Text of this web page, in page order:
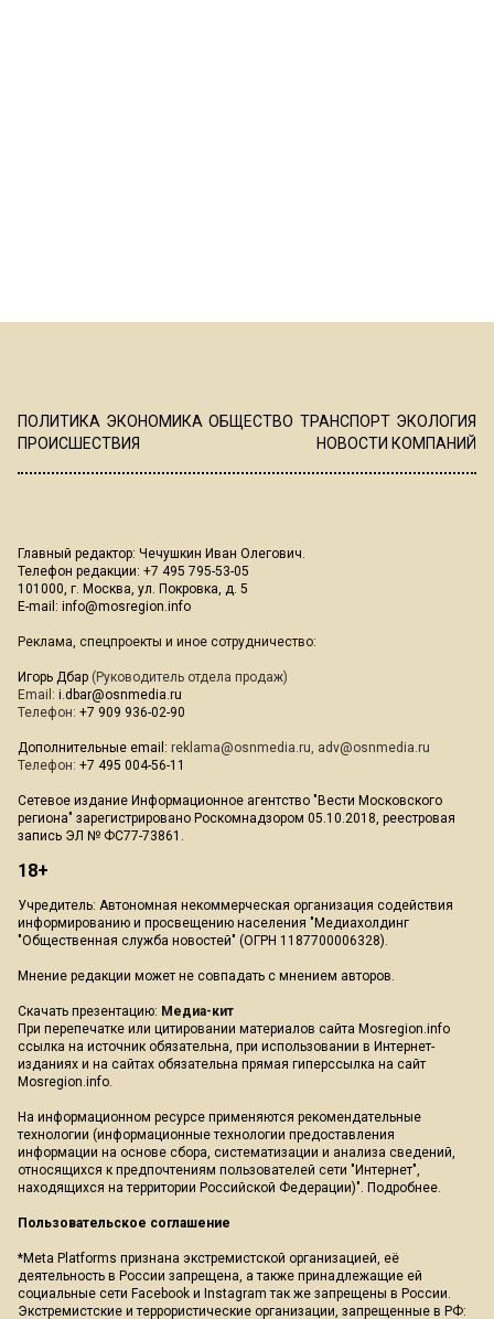
ПОЛИТИКА ЭКОНОМИКА ОБЩЕСТВО ТРАНСПОРТ ЭКОЛОГИЯ
ПРОИСШЕСТВИЯ
НОВОСТИ КОМПАНИЙ
Главный редактор: Чечушкин Иван Олегович.
Телефон редакции: +7 495 795-53-05
101000, г. Москва, ул. Покровка, д. 5
E-mail: info@mosregion.info
Реклама, спецпроекты и иное сотрудничество:
Игорь Дбар (Руководитель отдела продаж)
Email: i.dbar@osnmedia.ru
Телефон: +7 909 936-02-90
Дополнительные email: reklama@osnmedia.ru, adv@osnmedia.ru
Телефон: +7 495 004-56-11
Сетевое издание Информационное агентство "Вести Московского
региона" зарегистрировано Роскомнадзором 05.10.2018, реестровая
запись ЭЛ № ФС77-73861.
18+
Учредитель: Автономная некоммерческая организация содействия
информированию и просвещению населения "Медиахолдинг
"Общественная служба новостей" (ОГРН 1187700006328).
Мнение редакции может не совпадать с мнением авторов.
Скачать презентацию: Медиа-кит
При перепечатке или цитировании материалов сайта Mosregion.info
ссылка на источник обязательна, при использовании в Интернет-
изданиях и на сайтах обязательна прямая гиперссылка на сайт
Mosregion.info.
На информационном ресурсе применяются рекомендательные
технологии (информационные технологии предоставления
информации на основе сбора, систематизации и анализа сведений,
относящихся к предпочтениям пользователей сети "Интернет",
находящихся на территории Российской Федерации)". Подробнее.
Пользовательское соглашение
*Meta Platforms признана экстремистской организацией, её
деятельность в России запрещена, а также принадлежащие ей
социальные сети Facebook и Instagram так же запрещены в России.
Экстремистские и террористические организации, запрещенные в РФ: